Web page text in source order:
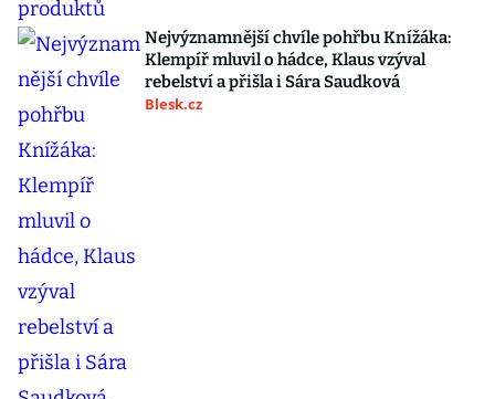
Nejvýznamnější chvíle pohřbu Knížáka:
Klempíř mluvil o hádce, Klaus vzýval
rebelství a přišla i Sára Saudková
Blesk.cz